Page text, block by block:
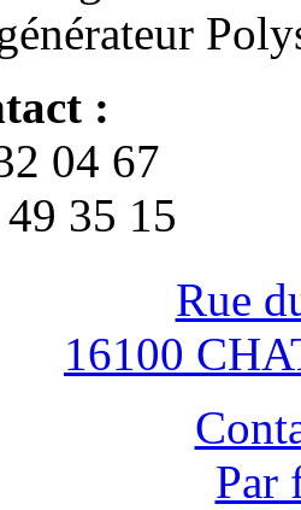
:
04 67
35 15
Rue
16100
Par